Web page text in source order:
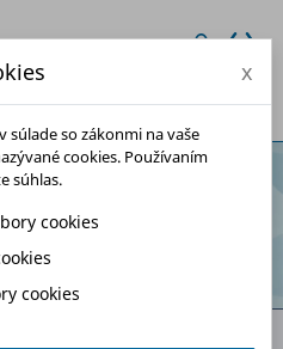
 
x
súlade so zákonmi na vaše
cookies. Používaním
súhlas.
cookies
cookies